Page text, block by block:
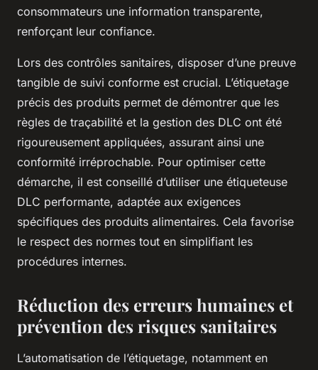
consommateurs une information transparente,
renforçant leur confiance.
Lors des contrôles sanitaires, disposer d’une preuve
tangible de suivi conforme est crucial. L’étiquetage
précis des produits permet de démontrer que les
règles de traçabilité et la gestion des DLC ont été
rigoureusement appliquées, assurant ainsi une
conformité irréprochable. Pour optimiser cette
démarche, il est conseillé d’utiliser une étiqueteuse
DLC performante, adaptée aux exigences
spécifiques des produits alimentaires. Cela favorise
le respect des normes tout en simplifiant les
procédures internes.
Réduction des erreurs humaines et
prévention des risques sanitaires
L’automatisation de l’étiquetage, notamment en